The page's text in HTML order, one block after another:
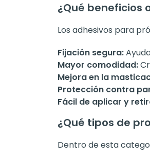
¿Qué beneficios
Los adhesivos para
Fijación segura:
Mayor comodidad:
Mejora en la
Protección contra
Fácil de aplicar y
¿Qué tipos de
Dentro de esta